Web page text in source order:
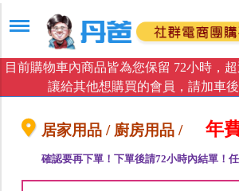
目前購物車內商品皆為您保留 72小時，
讓給其他想購買的會員，請加車
居家用品 / 廚房用品 / 年費
確認要再下單！下單後請72小時內結單！